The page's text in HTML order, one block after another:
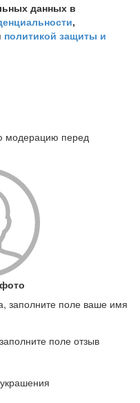
данных в
,
политикой защиты и
модерацию перед
заполните поле ваше имя
поле отзыв